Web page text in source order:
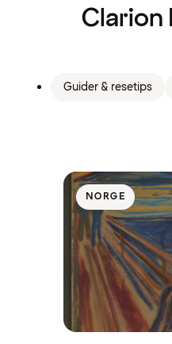
Clarion
Guider & resetips
NORGE